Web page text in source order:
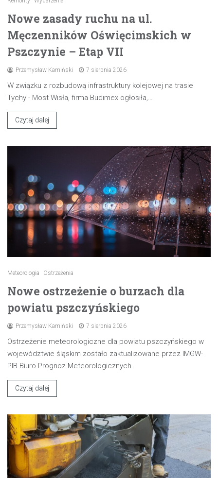
Nowe zasady ruchu na ul.
Męczenników Oświęcimskich w
Pszczynie – Etap VII
Przemysław Kamiński 7 sierpnia 2026
W związku z rozbudową infrastruktury kolejowej na trasie
Tychy - Most Wisła, firma Budimex ogłosiła,…
Czytaj dalej
Meteorologia Ostrzeżenia
Nowe ostrzeżenie o burzach dla
powiatu pszczyńskiego
Przemysław Kamiński 7 sierpnia 2026
Ostrzeżenie meteorologiczne dla powiatu pszczyńskiego w
województwie śląskim zostało zaktualizowane przez IMGW-
PIB Biuro Prognoz Meteorologicznych…
Czytaj dalej